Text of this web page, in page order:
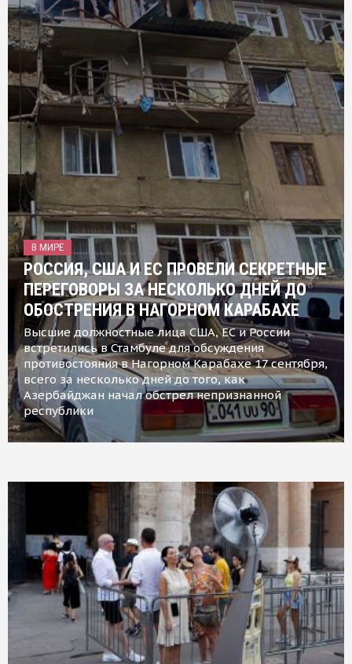
В МИРЕ
РОССИЯ, США И ЕС ПРОВЕЛИ СЕКРЕТНЫЕ
ПЕРЕГОВОРЫ ЗА НЕСКОЛЬКО ДНЕЙ ДО
ОБОСТРЕНИЯ В НАГОРНОМ КАРАБАХЕ
Высшие должностные лица США, ЕС и России
встретились в Стамбуле для обсуждения
противостояния в Нагорном Карабахе 17 сентября,
всего за несколько дней до того, как
Азербайджан начал обстрел непризнанной
республики